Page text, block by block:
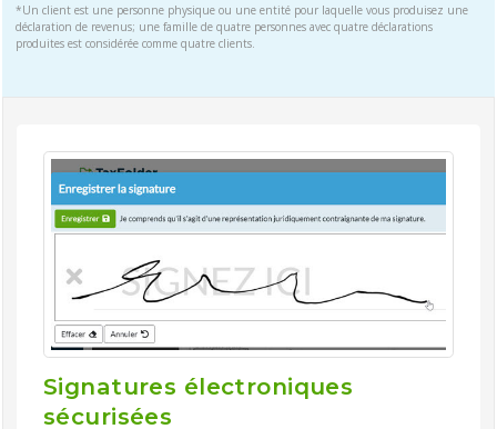
*Un client est une personne physique ou une entité pour laquelle vous produisez une
déclaration de revenus; une famille de quatre personnes avec quatre déclarations
produites est considérée comme quatre clients.
Signatures électroniques
sécurisées